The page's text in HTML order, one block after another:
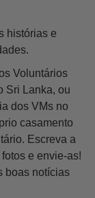
histórias e
Voluntários
Sri Lanka, ou
dos VMs no
casamento
Escreva a
e envie‑as!
boas notícias